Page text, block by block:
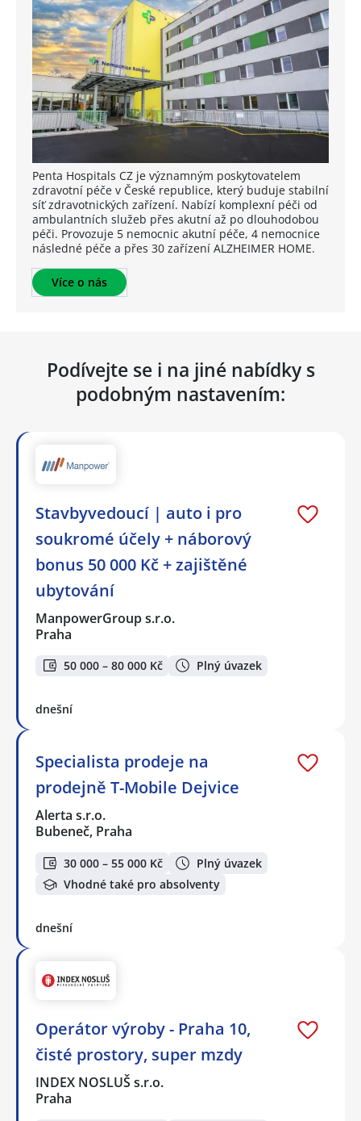
Penta Hospitals CZ je významným poskytovatelem
zdravotní péče v České republice, který buduje stabilní
síť zdravotnických zařízení. Nabízí komplexní péči od
ambulantních služeb přes akutní až po dlouhodobou
péči. Provozuje 5 nemocnic akutní péče, 4 nemocnice
následné péče a přes 30 zařízení ALZHEIMER HOME.
Více o nás
Podívejte se i na jiné nabídky s
podobným nastavením:
Stavbyvedoucí | auto i pro
soukromé účely + náborový
bonus 50 000 Kč + zajištěné
ubytování
ManpowerGroup s.r.o.
Praha
50 000 – 80 000 Kč Plný úvazek
dnešní
Specialista prodeje na
prodejně T-Mobile Dejvice
Alerta s.r.o.
Bubeneč, Praha
30 000 – 55 000 Kč
Plný úvazek
Vhodné také pro absolventy
dnešní
Operátor výroby - Praha 10,
čisté prostory, super mzdy
INDEX NOSLUŠ s.r.o.
Praha